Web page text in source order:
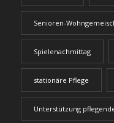
Senioren-
Spielenachmittag
stationäre Pflege
Unterstützung